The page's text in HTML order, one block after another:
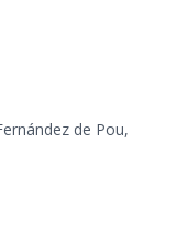
de Pou,